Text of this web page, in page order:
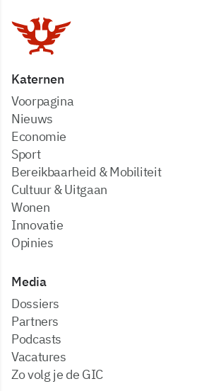
Katernen
Voorpagina
Nieuws
Economie
Sport
Bereikbaarheid & Mobiliteit
Cultuur & Uitgaan
Wonen
Innovatie
Opinies
Media
dossiers
partners
podcasts
vacatures
zo volg je de GIC